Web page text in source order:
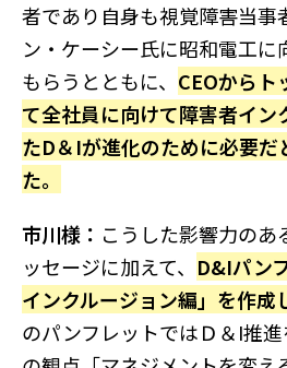
者であり自身も視覚障害当事
ン・ケーシー氏に昭和電工に
もらうとともに、 CEOからト
て全社員に向けて障害者イン
たD＆Iが進化のために必要だ
た。
市川様： こうした影響力のあ
ッセージに加えて、 D&Iパン
インクルージョン編」を作成
のパンフレットではＤ＆I推